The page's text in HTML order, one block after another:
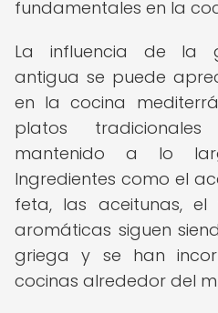
fundamentales en la
La influencia de la
antigua se puede
en la cocina
platos
mantenido a lo
Ingredientes como el
feta, las aceitunas,
aromáticas siguen
griega y se han
cocinas alrededor del